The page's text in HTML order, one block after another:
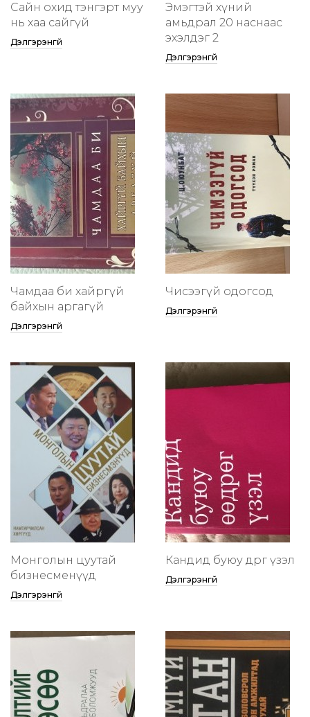
Сайн охид тэнгэрт муу
нь хаа сайгүй
Дэлгэрэнгүй
Эмэгтэй хүний
амьдрал 20 наснаас
эхэлдэг 2
Дэлгэрэнгүй
Чамдаа би хайргүй
байхын аргагүй
Дэлгэрэнгүй
Чисээгүй одогсод
Дэлгэрэнгүй
Монголын цуутай
бизнесменүүд
Дэлгэрэнгүй
Кандид буюу өөдрөг үзэл
Дэлгэрэнгүй